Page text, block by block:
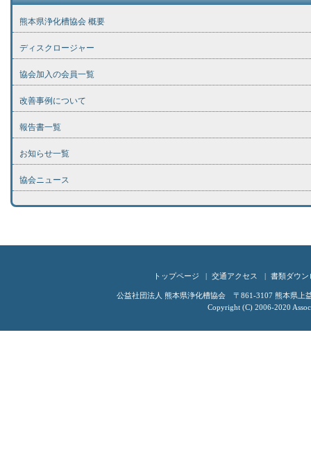
熊本県浄化槽協会 概要
ディスクロージャー
協会加入の会員一覧
改善事例について
報告書一覧
お知らせ一覧
協会ニュース
トップページ 交通アクセス 書類ダウン
公益社団法人 熊本県浄化槽協会 〒861-3107 熊本県
Copyright (C) 2006-2020